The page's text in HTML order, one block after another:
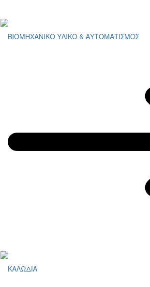
ΒΙΟΜΗΧΑΝΙΚΟ ΥΛΙΚΟ & ΑΥΤΟΜΑΤΙΣΜΟΣ
ΚΑΛΩΔΙΑ